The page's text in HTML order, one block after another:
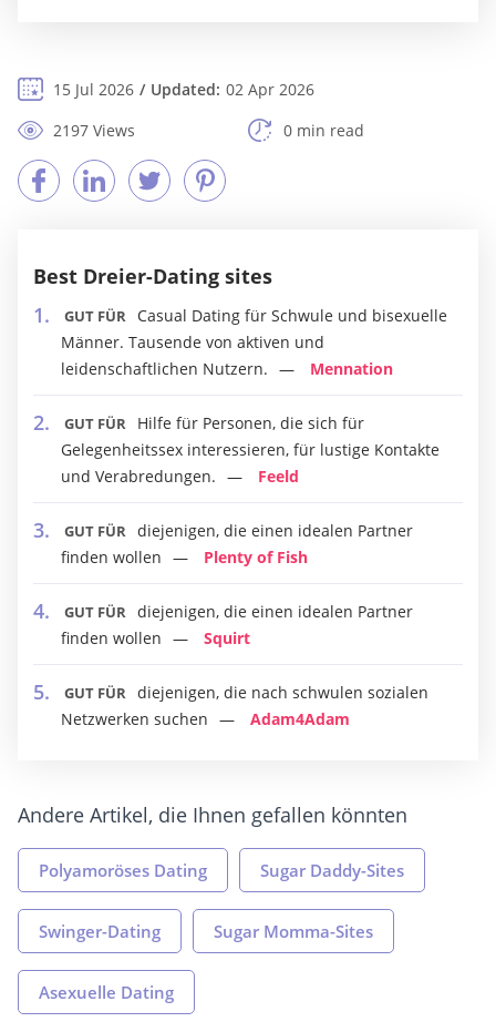
15 Jul 2026 Updated: 02 Apr 2026
2197 Views
0 min read
Best Dreier-Dating sites
GUT FÜR
Casual Dating für Schwule und bisexuelle
Männer. Tausende von aktiven und
leidenschaftlichen Nutzern.
Mennation
GUT FÜR
Hilfe für Personen, die sich für
Gelegenheitssex interessieren, für lustige Kontakte
und Verabredungen.
Feeld
GUT FÜR diejenigen, die einen idealen Partner
finden wollen
Plenty of Fish
GUT FÜR diejenigen, die einen idealen Partner
finden wollen
Squirt
GUT FÜR diejenigen, die nach schwulen sozialen
Netzwerken suchen
Adam4Adam
Andere Artikel, die Ihnen gefallen könnten
Polyamoröses Dating Sugar Daddy-Sites
Swinger-Dating Sugar Momma-Sites
Asexuelle Dating